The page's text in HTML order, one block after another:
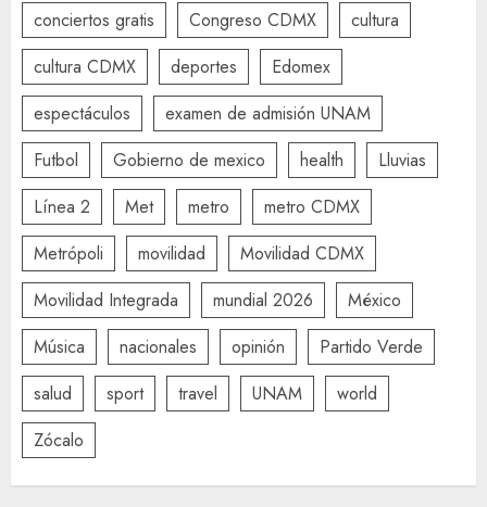
conciertos gratis
Congreso CDMX
cultura
cultura CDMX
deportes
Edomex
espectáculos
examen de admisión UNAM
Futbol
Gobierno de mexico health
Lluvias
Línea 2
Met metro
metro CDMX
Metrópoli
movilidad
Movilidad CDMX
Movilidad Integrada
mundial 2026
México
Música
nacionales opinión
Partido Verde
salud
sport travel UNAM
world
Zócalo